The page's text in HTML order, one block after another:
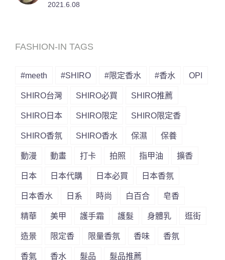
2021.6.08
FASHION-IN TAGS
#meeth #SHIRO #限定香水 #香水 OPI
SHIRO台灣 SHIRO必買 SHIRO推薦
SHIRO日本 SHIRO限定 SHIRO限定香
SHIRO香氛 SHIRO香水 保濕 保養
動漫 動畫 打卡 拍照 指甲油 擴香
日本 日本代購 日本必買 日本香氛
日本香水 日系 時尚 白百合 皂香
精華 美甲 護手霜 護髮 身體乳 逛街
造景 限定香 限量香氛 香味 香氛
香氣 香水 髮品 髮品推薦